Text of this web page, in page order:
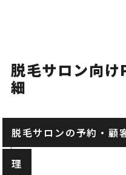
Aiony
脱毛サロン向
細
脱毛サロンの予約・顧
理